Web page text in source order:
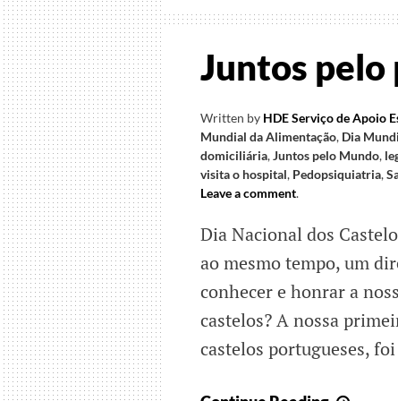
Juntos pelo
Written by HDE Serviço de Apoio
Mundial da Alimentação, Dia
domiciliária,Juntos pelo Mundo,
visita o hospital, Pedopsiquiatria,
Leave a comment.
Dia Nacional dos
ao mesmo tempo, um
conhecer e honrar a
castelos? A nossa
castelos portugueses,